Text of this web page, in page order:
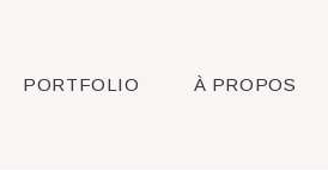
PORTFOLIO À PROPOS